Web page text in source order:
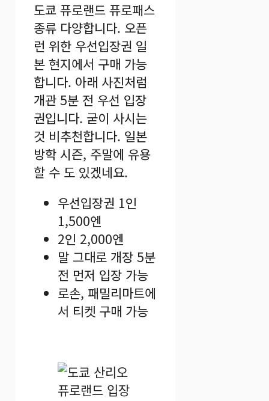
도쿄 퓨로랜드 퓨로패스
종류 다양합니다. 오픈
런 위한 우선입장권 일
본 현지에서 구매 가능
합니다. 아래 사진처럼
개관 5분 전 우선 입장
권입니다. 굳이 사시는
것 비추천합니다. 일본
방학 시즌, 주말에 유용
할 수 도 있겠네요.
우선입장권 1인
1,500엔
2인 2,000엔
말 그대로 개장 5분
전 먼저 입장 가능
로손, 패밀리마트에
서 티켓 구매 가능